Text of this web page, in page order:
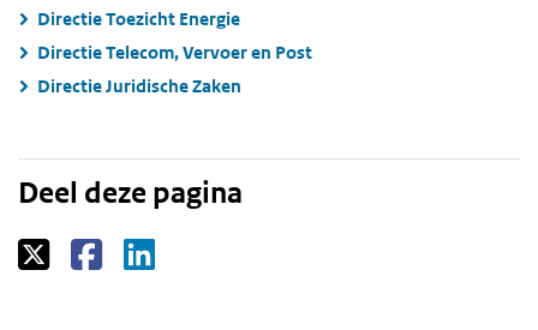
Directie Toezicht Energie
Directie Telecom, Vervoer en Post
Directie Juridische Zaken
Deel deze pagina